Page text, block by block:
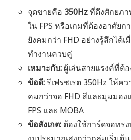
จุดขายคือ 350Hzที่ดึงศักยภา
ใน FPS หรือเกมที่ต้องอาศัย
ยังคมกว่า FHD อย่างรู้สึกได้
ทำงานควบคู่
เหมาะกับ: ผู้เล่นสายแรงค์ที่ต้
ข้อดี:รีเฟรชเรต 350Hz ให้ค
คมกว่าจอ FHD สีและมุมมอง
FPS และ MOBA
ข้อสังเกต: ต้องใช้การ์ดจอทร